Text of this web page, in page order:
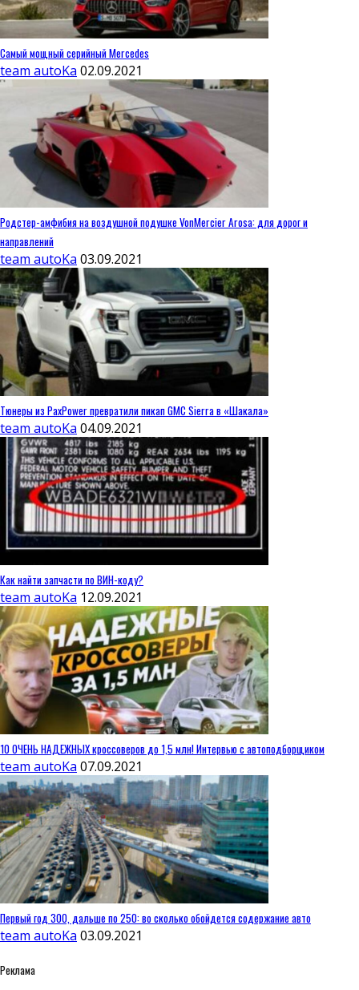
Самый мощный серийный Mercedes
team autoKa 02.09.2021
Родстер-амфибия на воздушной подушке VonMercier Arosa: для дорог и
направлений
team autoKa 03.09.2021
Тюнеры из PaxPower превратили пикап GMC Sierra в «Шакала»
team autoKa 04.09.2021
Как найти запчасти по ВИН-коду?
team autoKa 12.09.2021
10 ОЧЕНЬ НАДЕЖНЫХ кроссоверов до 1,5 млн! Интервью с автоподборщиком
team autoKa 07.09.2021
Первый год 300, дальше по 250: во сколько обойдется содержание авто
team autoKa 03.09.2021
Реклама